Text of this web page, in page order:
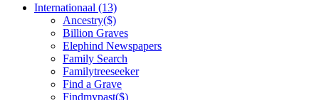
Internationaal (13)
Ancestry($)
Billion Graves
Elephind Newspapers
Family Search
Familytreeseeker
Find a Grave
Findmypast($)